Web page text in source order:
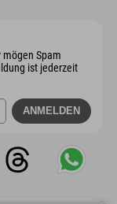
mögen Spam
ist jederzeit